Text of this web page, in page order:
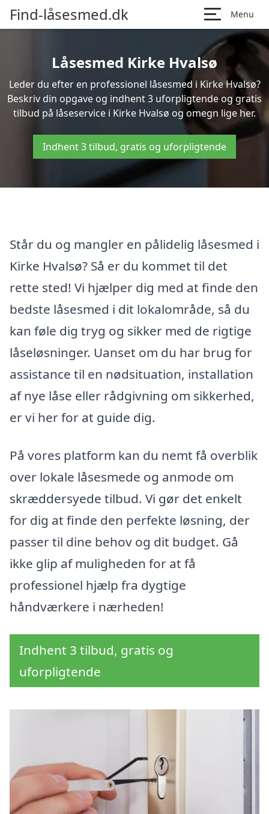
Find-låsesmed.dk Menu
Låsesmed Kirke Hvalsø
Leder du efter en professionel låsesmed i Kirke Hvalsø?
Beskriv din opgave og indhent 3 uforpligtende og gratis
tilbud på låseservice i Kirke Hvalsø og omegn lige her.
Indhent 3 tilbud, gratis og uforpligtende
Står du og mangler en pålidelig låsesmed i
Kirke Hvalsø? Så er du kommet til det
rette sted! Vi hjælper dig med at finde den
bedste låsesmed i dit lokalområde, så du
kan føle dig tryg og sikker med de rigtige
låseløsninger. Uanset om du har brug for
assistance til en nødsituation, installation
af nye låse eller rådgivning om sikkerhed,
er vi her for at guide dig.
På vores platform kan du nemt få overblik
over lokale låsesmede og anmode om
skræddersyede tilbud. Vi gør det enkelt
for dig at finde den perfekte løsning, der
passer til dine behov og dit budget. Gå
ikke glip af muligheden for at få
professionel hjælp fra dygtige
håndværkere i nærheden!
Indhent 3 tilbud, gratis og
uforpligtende